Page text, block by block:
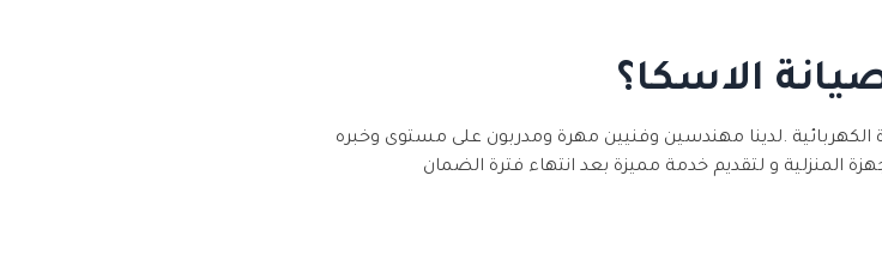
الاسكا؟
الكهربائية .لدينا مهندسين وفنيين مهرة ومدربون على مستوى وخبره
المنزلية و لتقديم خدمة مميزة بعد انتهاء فترة الضمان